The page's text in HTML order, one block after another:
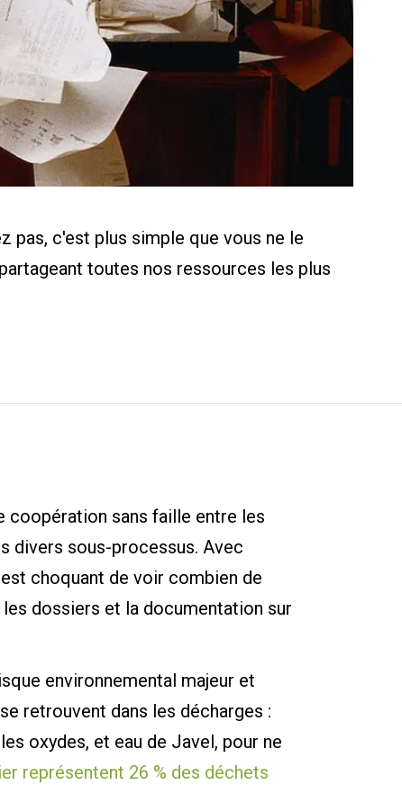
pas, c'est plus simple que vous ne le
toutes nos ressources les plus
coopération sans faille entre les
divers sous-processus. Avec
choquant de voir combien de
dossiers et la documentation sur
environnemental majeur et
retrouvent dans les décharges :
oxydes, et eau de Javel, pour ne
représentent 26 % des déchets